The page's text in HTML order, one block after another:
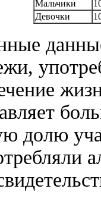
Мальчики
Девочки
долю